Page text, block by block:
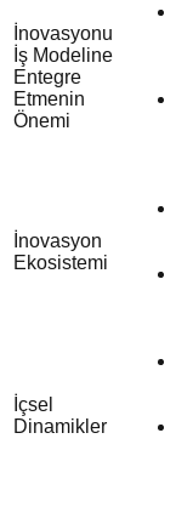
İnovasyonu
İş Modeline
Entegre
Etmenin
Önemi
İnovasyon
Ekosistemi
İçsel
Dinamikler